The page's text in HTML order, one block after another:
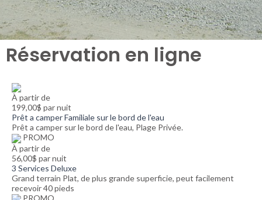
Réservation en ligne
À partir de
199,00$ par nuit
Prêt a camper Familiale sur le bord de l'eau
Prêt a camper sur le bord de l'eau, Plage Privée.
PROMO
À partir de
56,00$ par nuit
3 Services Deluxe
Grand terrain Plat, de plus grande superficie, peut facilement
recevoir 40 pieds
PROMO